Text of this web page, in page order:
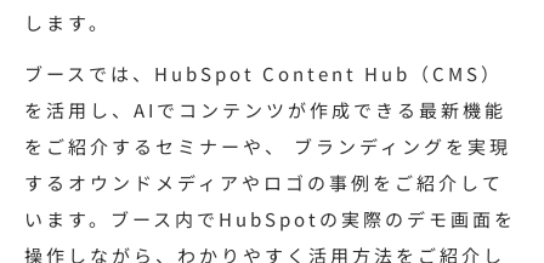
します。
ブースでは、HubSpot Content Hub（CMS）
を活用し、AIでコンテンツが作成できる最新機能
をご紹介するセミナーや、 ブランディングを実現
するオウンドメディアやロゴの事例をご紹介して
います。ブース内でHubSpotの実際のデモ画面を
操作しながら、わかりやすく活用方法をご紹介し